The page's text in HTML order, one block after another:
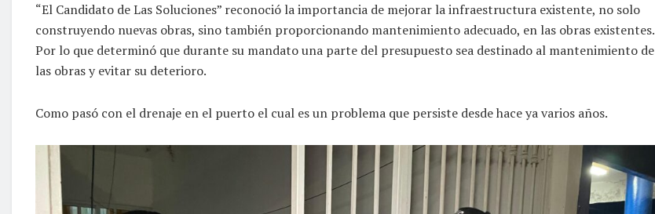
“El Candidato de Las Soluciones” reconoció la importancia de mejorar la infraestructura existente, no solo
construyendo nuevas obras, sino también proporcionando mantenimiento adecuado, en las obras existentes.
Por lo que determinó que durante su mandato una parte del presupuesto sea destinado al mantenimiento de
las obras y evitar su deterioro.
Como pasó con el drenaje en el puerto el cual es un problema que persiste desde hace ya varios años.